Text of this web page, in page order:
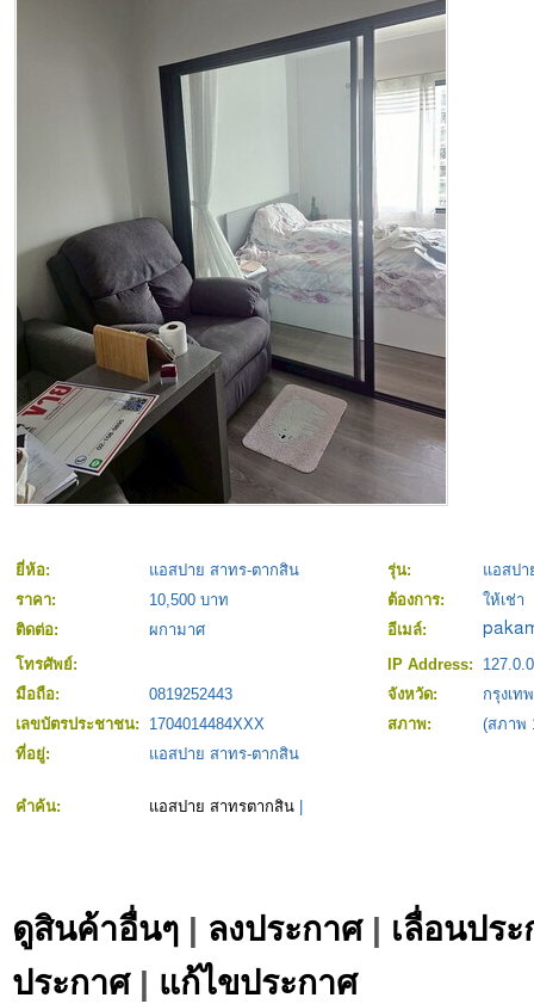
ยี่ห้อ: แอสปาย สาทร-ตากสิน รุ่น:
แอสปา
ราคา:
10,500 บาท ต้องการ:
ให้เช่า
ติดต่อ:
ผกามาศ
อีเมล์:
โทรศัพย์:
IP Address:
มือถือ:
0819252443 จังหวัด:
กรุงเท
เลขบัตรประชาชน:
1704014484XXX สภาพ:
(สภาพ
ที่อยู่:
แอสปาย สาทร-ตากสิน
คำค้น: แอสปาย สาทรตากสิน
ดูสินค้าอื่นๆ | ลงประกาศ| เลื่อนปร
ประกาศ| แก้ไขประกาศ